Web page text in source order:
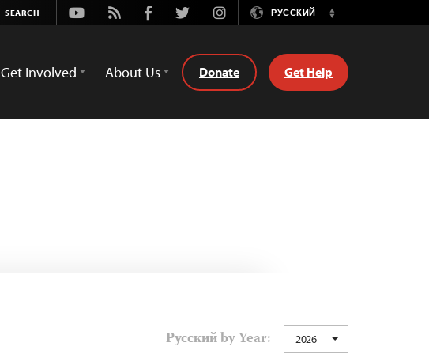
Youtube
Rss FacebookTwitterInstagramРУССКИЙ
Switch
Get Involved About Us Donate Get Help
Русский by Year: 2026